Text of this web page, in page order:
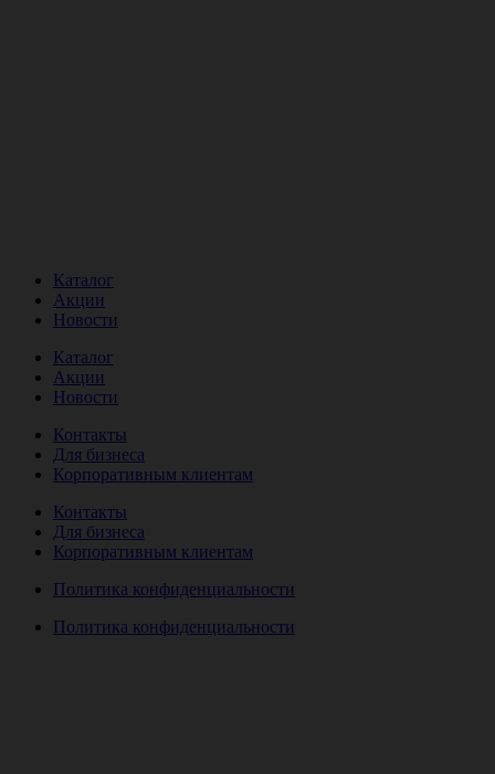
Каталог
Акции
Новости
Каталог
Акции
Новости
Контакты
Для бизнеса
Корпоративным клиентам
Контакты
Для бизнеса
Корпоративным клиентам
Политика конфиденциальности
Политика конфиденциальности